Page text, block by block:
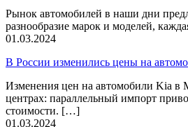
Рынок автомобилей в наши дни
разнообразие марок и моделей,
01.03.2024
В России изменились цены на
Изменения цен на автомобили Kia в
центрах: параллельный импорт
стоимости. […]
01.03.2024